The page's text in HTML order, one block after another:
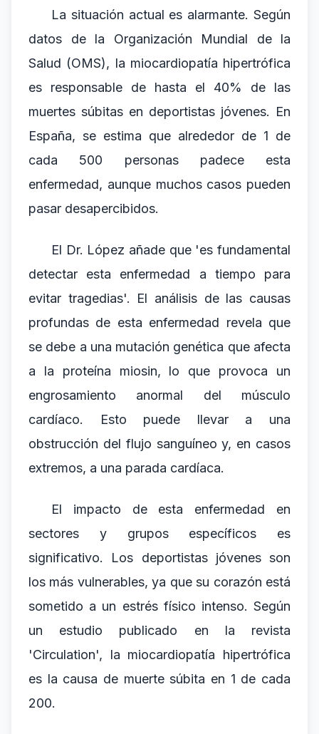
La situación actual es alarmante. Según
datos de la Organización Mundial de la
Salud (OMS), la miocardiopatía hipertrófica
es responsable de hasta el 40% de las
muertes súbitas en deportistas jóvenes. En
España, se estima que alrededor de 1 de
cada 500 personas padece esta
enfermedad, aunque muchos casos pueden
pasar desapercibidos.
El Dr. López añade que 'es fundamental
detectar esta enfermedad a tiempo para
evitar tragedias'. El análisis de las causas
profundas de esta enfermedad revela que
se debe a una mutación genética que afecta
a la proteína miosin, lo que provoca un
engrosamiento anormal del músculo
cardíaco. Esto puede llevar a una
obstrucción del flujo sanguíneo y, en casos
extremos, a una parada cardíaca.
El impacto de esta enfermedad en
sectores y grupos específicos es
significativo. Los deportistas jóvenes son
los más vulnerables, ya que su corazón está
sometido a un estrés físico intenso. Según
un estudio publicado en la revista
'Circulation', la miocardiopatía hipertrófica
es la causa de muerte súbita en 1 de cada
200.